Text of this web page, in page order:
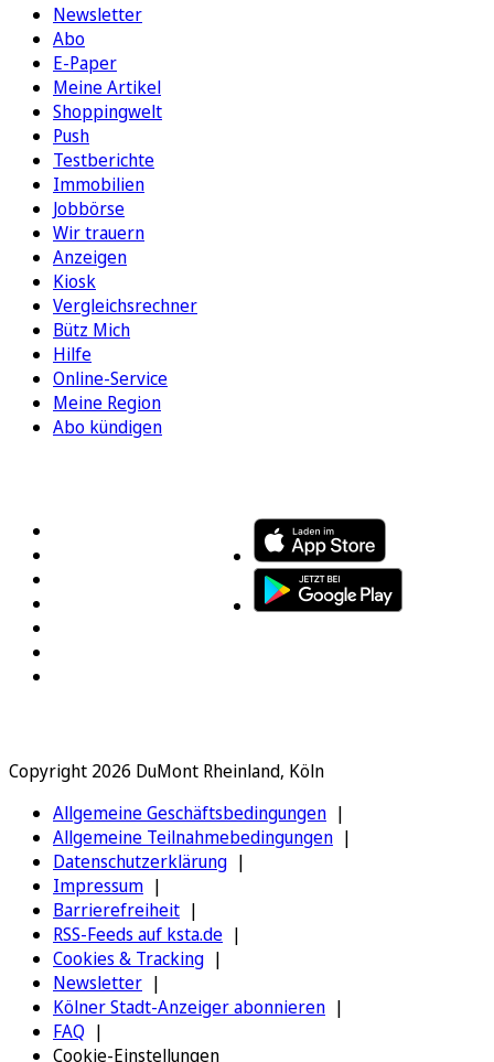
Newsletter
Abo
E-Paper
Meine Artikel
Shoppingwelt
Push
Testberichte
Immobilien
Jobbörse
Wir trauern
Anzeigen
Kiosk
Vergleichsrechner
Bütz Mich
Hilfe
Online-Service
Meine Region
Abo kündigen
Copyright 2026 DuMont Rheinland, Köln
Allgemeine Geschäftsbedingungen
Allgemeine Teilnahmebedingungen
Datenschutzerklärung
Impressum
Barrierefreiheit
RSS-Feeds auf ksta.de
Cookies & Tracking
Newsletter
Kölner Stadt-Anzeiger abonnieren
FAQ
Cookie-Einstellungen